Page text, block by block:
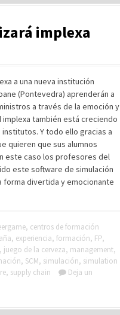
implexa
a una nueva institución
(Pontevedra) aprenderán a
a través de la emoción y
implexa también está creciendo
Y todo ello gracias a
quieren que sus alumnos
este caso los profesores del
este software de simulación
forma divertida y emocionante
, centros de formación
, experiencia, formación, FP,
, juego de la cerveza, management,
, SCM, simulación, simulation
, supply chain
Deja un